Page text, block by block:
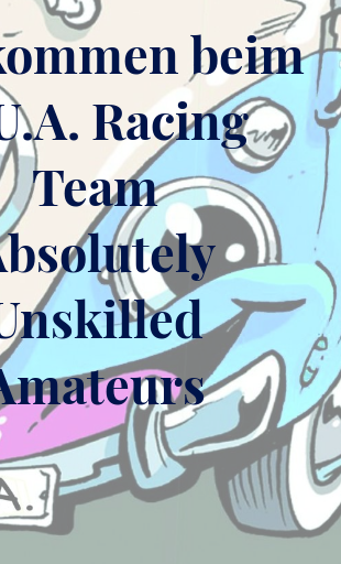
beim
Racing
Team